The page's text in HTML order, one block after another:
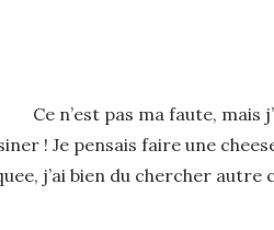
Ce n’est pas ma faute,
! Je pensais faire une
j’ai bien du chercher